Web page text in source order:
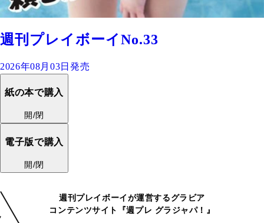
週刊プレイボーイNo.33
2026年08月03日発売
紙の本で購入
開/閉
電子版で購入
開/閉
週刊プレイボーイが運営するグラビア
コンテンツサイト『週プレ グラジャパ！』